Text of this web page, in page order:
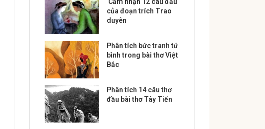
của đoạn trích Trao
duyên
Phân tích bức tranh tứ
bình trong bài thơ Việt
Bắc
Phân tích 14 câu thơ
đầu bài thơ Tây Tiến